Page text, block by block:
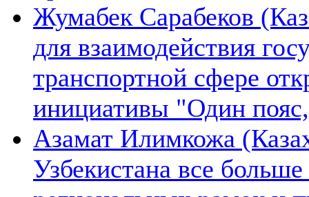
Жумабек Сарабеков
для взаимодействия
транспортной сфере
инициативы "Один
Азамат Илимкожа
Узбекистана все